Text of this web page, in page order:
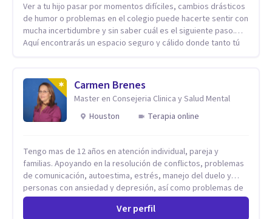
Ver a tu hijo pasar por momentos difíciles, cambios drásticos
de humor o problemas en el colegio puede hacerte sentir con
mucha incertidumbre y sin saber cuál es el siguiente paso.
Aquí encontrarás un espacio seguro y cálido donde tanto tú
casa. Me especializo en guiar a familias a través de
herramientas prácticas y dinámicas adaptadas a la edad de
cada menor, dejando de lado las etiquetas y los tecnicismos.
Mi forma de trabajar se centra en entender las emociones
fortaleciendo la comunicación entre ustedes. Acompaño a
niños y adolescentes que están lidiando con la ansiedad, la
timidez, la rebeldía o dificultades escolares, así como a
padres que buscan orientación y pautas claras para educar
sin perder la paciencia ni el control. Si estás listo para dar el
primer paso hacia una convivencia familiar más armoniosa,
Carmen Brenes
Master en Consejeria Clinica y Salud Mental
Houston
Terapia online
Tengo mas de 12 años en atención individual, pareja y
familias. Apoyando en la resolución de conflictos, problemas
de comunicación, autoestima, estrés, manejo del duelo y
personas con ansiedad y depresión, así como problemas de
conducta y comportamiento. Desarrollo de personas
Ver perfil